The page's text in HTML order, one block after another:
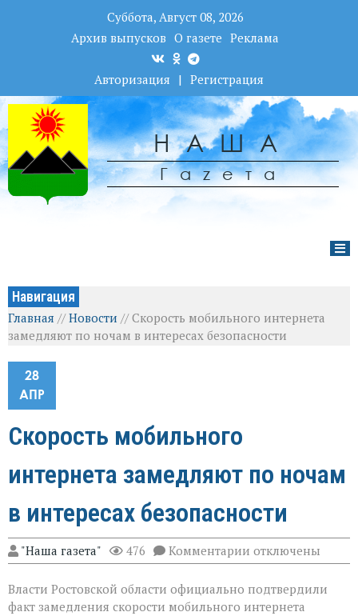
Суббота, Август 08, 2026
Архив выпусков О газете Реклама
Авторизация | Регистрация
НАША
Гаzета
Навигация
Главная //Новости //Скорость мобильного интернета
замедляют по ночам в интересах безопасности
28
АПР
Скорость мобильного
интернета замедляют по ночам
в интересах безопасности
"Наша газета" 476 Комментарии к
записи
мобильного
интернета
отключены
Власти Ростовской области официально подтвердили
факт замедления скорости мобильного интернета